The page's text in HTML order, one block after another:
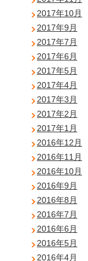
2017年10月
2017年9月
2017年7月
2017年6月
2017年5月
2017年4月
2017年3月
2017年2月
2017年1月
2016年12月
2016年11月
2016年10月
2016年9月
2016年8月
2016年7月
2016年6月
2016年5月
2016年4月